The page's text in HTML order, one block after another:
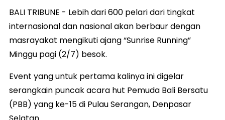
BALI TRIBUNE - Lebih dari 600 pelari dari tingkat
internasional dan nasional akan berbaur dengan
masrayakat mengikuti ajang “Sunrise Running”
Minggu pagi (2/7) besok.
Event yang untuk pertama kalinya ini digelar
serangkain puncak acara hut Pemuda Bali Bersatu
(PBB) yang ke-15 di Pulau Serangan, Denpasar